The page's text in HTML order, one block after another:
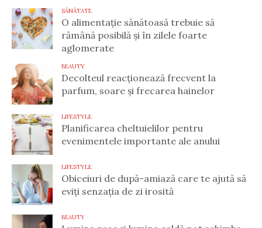
SĂNĂTATE
O alimentație sănătoasă trebuie să
rămână posibilă și în zilele foarte
aglomerate
BEAUTY
Decolteul reacționează frecvent la
parfum, soare și frecarea hainelor
LIFESTYLE
Planificarea cheltuielilor pentru
evenimentele importante ale anului
LIFESTYLE
Obiceiuri de după-amiază care te ajută să
eviți senzația de zi irosită
BEAUTY